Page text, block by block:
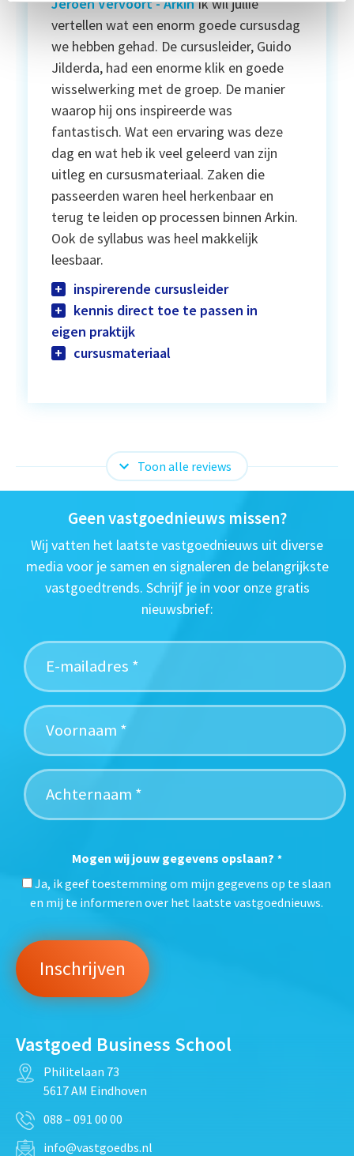
Jeroen Vervoort- ArkinIk wil jullie
vertellen wat een enorm goede cursusdag
we hebben gehad. De cursusleider, Guido
Jilderda, had een enorme klik en goede
wisselwerking met de groep. De manier
waarop hij ons inspireerde was
fantastisch. Wat een ervaring was deze
dag en wat heb ik veel geleerd van zijn
uitleg en cursusmateriaal. Zaken die
passeerden waren heel herkenbaar en
terug te leiden op processen binnen Arkin.
Ook de syllabus was heel makkelijk
leesbaar.
inspirerende cursusleider
kennis direct toe te passen in
eigen praktijk
cursusmateriaal
Toon alle reviews
Geen vastgoednieuws missen?
Wij vatten het laatste vastgoednieuws uit diverse
media voor je samen en signaleren de belangrijkste
vastgoedtrends. Schrijf je in voor onze gratis
nieuwsbrief:
Mogen wij jouw gegevens opslaan? *
Ja, ik geef toestemming om mijn gegevens op te slaan
en mij te informeren over het laatste vastgoednieuws.
Vastgoed Business School
Philitelaan 73
5617 AM Eindhoven
088 – 091 00 00
info@vastgoedbs.nl